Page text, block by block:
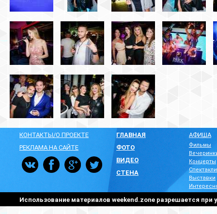
КОНТАКТЫ/О ПРОЕКТЕ
РЕКЛАМА НА САЙТЕ
ГЛАВНАЯ
ФОТО
ВИДЕО
СТЕНА
АФИША
Фильмы
Концерты
Спектакли
Выставки
Использование материалов weekend.zone разрешается